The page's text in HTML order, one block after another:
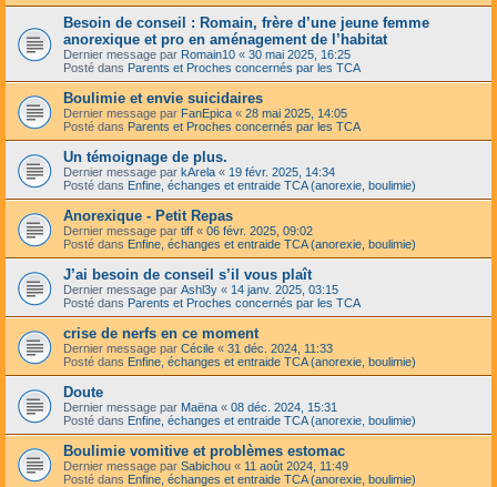
Besoin de conseil : Romain, frère d’une jeune femme
anorexique et pro en aménagement de l’habitat
Dernier message par Romain10 « 30 mai 2025, 16:25
Posté dans Parents et Proches concernés par les TCA
Boulimie et envie suicidaires
Dernier message par FanEpica « 28 mai 2025, 14:05
Posté dans Parents et Proches concernés par les TCA
Un témoignage de plus.
Dernier message par kArela « 19 févr. 2025, 14:34
Posté dans Enfine, échanges et entraide TCA (anorexie, boulimie)
Anorexique - Petit Repas
Dernier message par tiff « 06 févr. 2025, 09:02
Posté dans Enfine, échanges et entraide TCA (anorexie, boulimie)
J’ai besoin de conseil s’il vous plaît
Dernier message par Ashl3y « 14 janv. 2025, 03:15
Posté dans Parents et Proches concernés par les TCA
crise de nerfs en ce moment
Dernier message par Cécile « 31 déc. 2024, 11:33
Posté dans Enfine, échanges et entraide TCA (anorexie, boulimie)
Doute
Dernier message par Maëna « 08 déc. 2024, 15:31
Posté dans Enfine, échanges et entraide TCA (anorexie, boulimie)
Boulimie vomitive et problèmes estomac
Dernier message par Sabichou « 11 août 2024, 11:49
Posté dans Enfine, échanges et entraide TCA (anorexie, boulimie)